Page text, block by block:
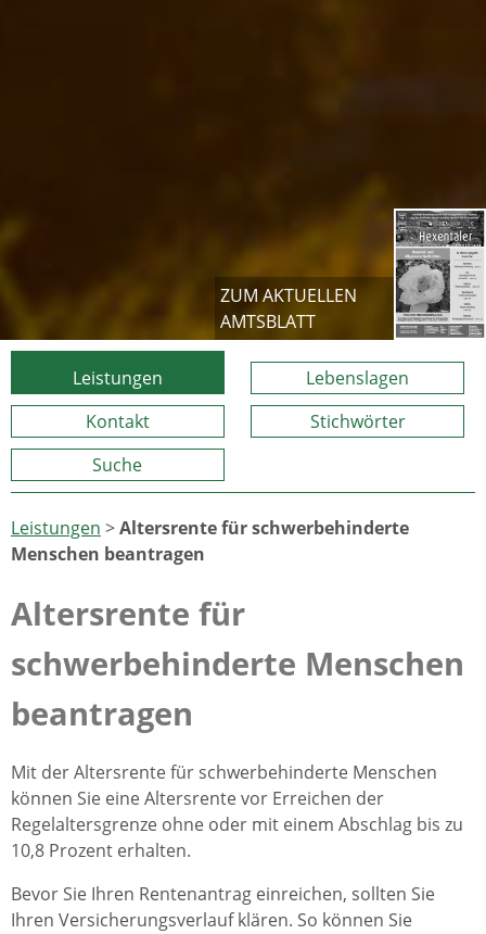
ZUM AKTUELLEN
AMTSBLATT
Leistungen
Lebenslagen
Kontakt
Stichwörter
Suche
Leistungen >Altersrente für schwerbehinderte
Menschen beantragen
Altersrente für
schwerbehinderte Menschen
beantragen
Mit der Altersrente für schwerbehinderte Menschen
können Sie eine Altersrente vor Erreichen der
Regelaltersgrenze ohne oder mit einem Abschlag bis zu
10,8 Prozent erhalten.
Bevor Sie Ihren Rentenantrag einreichen, sollten Sie
Ihren Versicherungsverlauf klären. So können Sie